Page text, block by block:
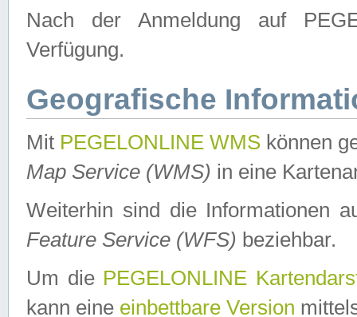
Nach der Anmeldung auf
Verfügung.
Geografische
Mit PEGELONLINE WMS können
Map Service (WMS) in eine
Weiterhin sind die Informationen
Feature Service (WFS) beziehbar.
Um die PEGELONLINE
kann eine einbettbare Version